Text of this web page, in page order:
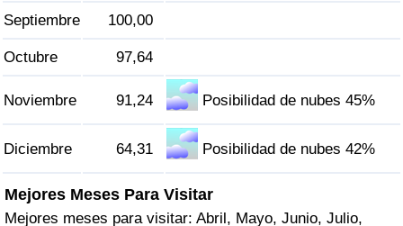
Septiembre 100,00
Octubre 97,64
Noviembre 91,24 Posibilidad de nubes 45%
Diciembre 64,31 Posibilidad de nubes 42%
Mejores Meses Para Visitar
Mejores meses para visitar: Abril, Mayo, Junio, Julio,